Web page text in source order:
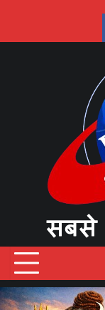
content